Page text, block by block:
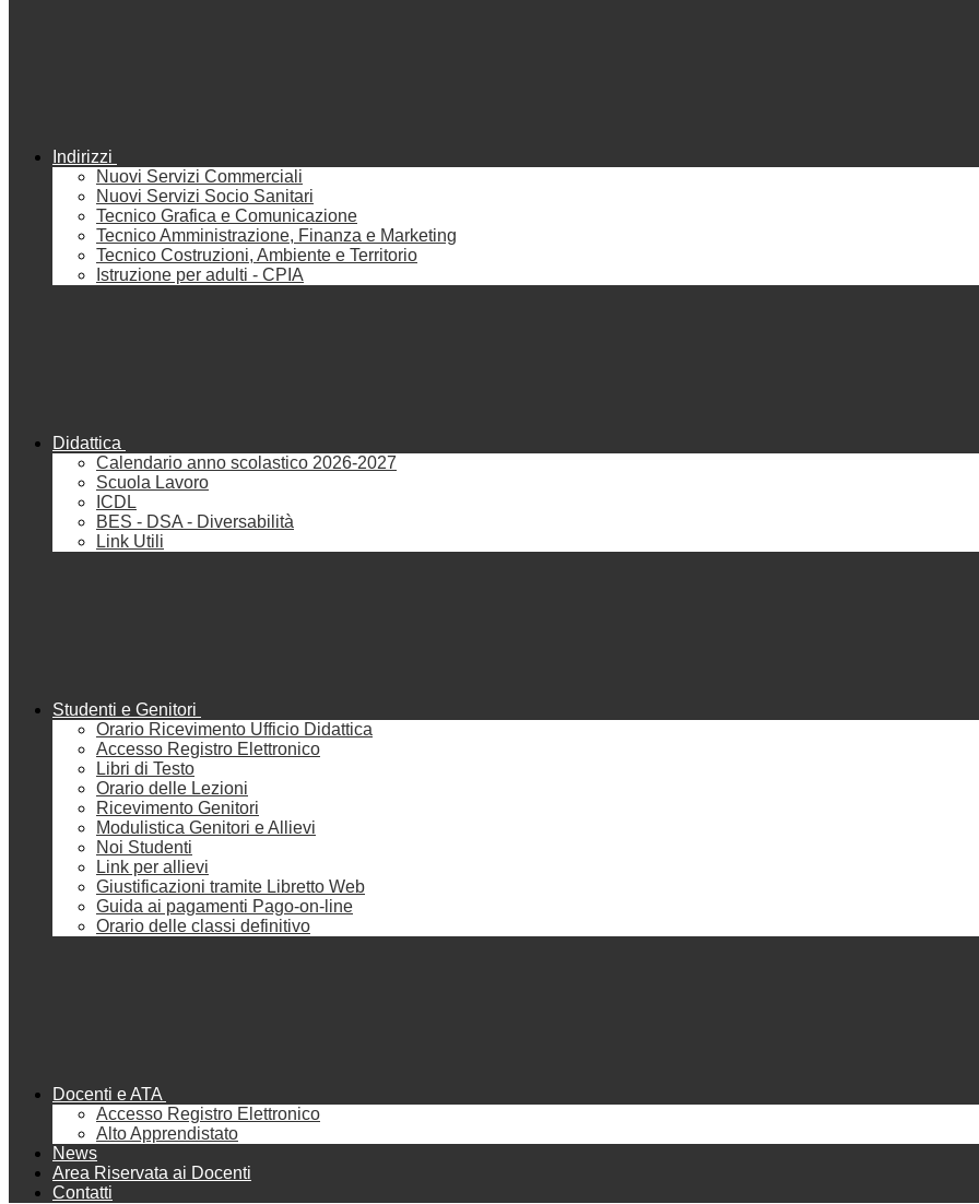
Indirizzi
Nuovi Servizi Commerciali
Nuovi Servizi Socio Sanitari
Tecnico Grafica e Comunicazione
Tecnico Amministrazione, Finanza e Marketing
Tecnico Costruzioni, Ambiente e Territorio
Istruzione per adulti - CPIA
Didattica
Calendario anno scolastico 2026-2027
Scuola Lavoro
ICDL
BES - DSA - Diversabilità
Link Utili
Studenti e Genitori
Orario Ricevimento Ufficio Didattica
Accesso Registro Elettronico
Libri di Testo
Orario delle Lezioni
Ricevimento Genitori
Modulistica Genitori e Allievi
Noi Studenti
Link per allievi
Giustificazioni tramite Libretto Web
Guida ai pagamenti Pago-on-line
Orario delle classi definitivo
Docenti e ATA
Accesso Registro Elettronico
Alto Apprendistato
News
Area Riservata ai Docenti
Contatti